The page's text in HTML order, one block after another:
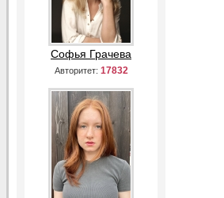
Софья Грачева
Авторитет: 17832